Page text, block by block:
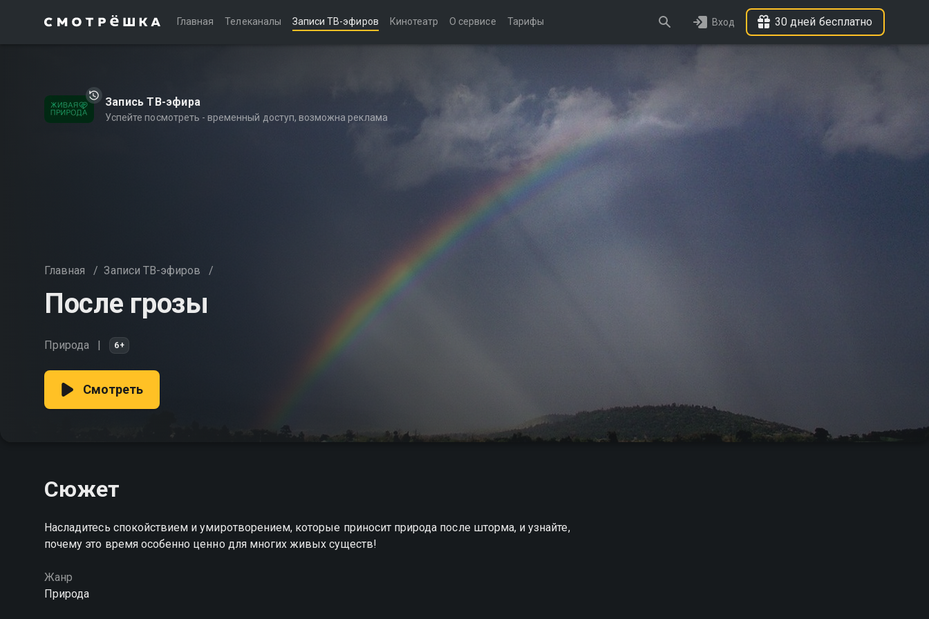
Главная Телеканалы Записи ТВ-эфиров Кинотеатр О сервисе Тарифы Вход 30 дней бесплатно
Запись ТВ-эфира
Успейте посмотреть - временный доступ, возможна реклама
Главная / Записи ТВ-эфиров /
После грозы
Природа 6+
Смотреть
Сюжет
Насладитесь спокойствием и умиротворением, которые приносит природа после шторма, и узнайте,
почему это время особенно ценно для многих живых существ!
Жанр
Природа